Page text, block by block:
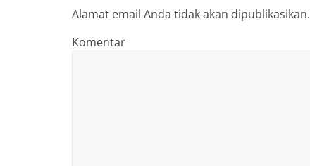
Alamat email Anda tidak akan dipublikasikan.
Komentar